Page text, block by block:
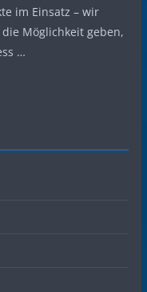
im Einsatz – wir
Möglichkeit geben,
…